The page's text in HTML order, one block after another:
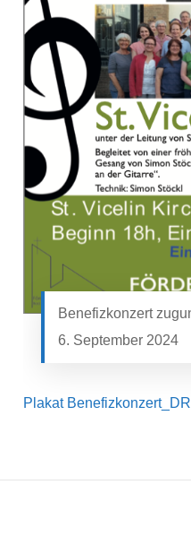
Benefizkonzert
6. September 2024
Plakat